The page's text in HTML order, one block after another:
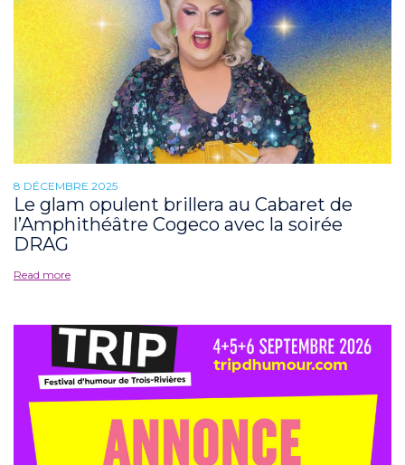
8 DÉCEMBRE 2025
Le glam opulent brillera au Cabaret de
l’Amphithéâtre Cogeco avec la soirée
DRAG
Read more